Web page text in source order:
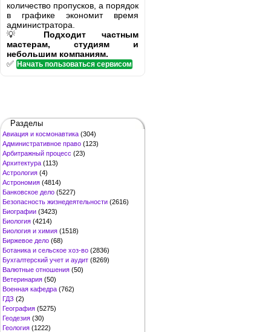
количество пропусков, а порядок
в графике экономит время
администратора.
💡 Подходит частным
мастерам, студиям и
небольшим компаниям.
✅ Начать пользоваться сервисом
Разделы
Авиация и космонавтика (304)
Административное право (123)
Арбитражный процесс (23)
Архитектура (113)
Астрология (4)
Астрономия (4814)
Банковское дело (5227)
Безопасность жизнедеятельности (2616)
Биографии (3423)
Биология (4214)
Биология и химия (1518)
Биржевое дело (68)
Ботаника и сельское хоз-во (2836)
Бухгалтерский учет и аудит (8269)
Валютные отношения (50)
Ветеринария (50)
Военная кафедра (762)
ГДЗ (2)
География (5275)
Геодезия (30)
Геология (1222)